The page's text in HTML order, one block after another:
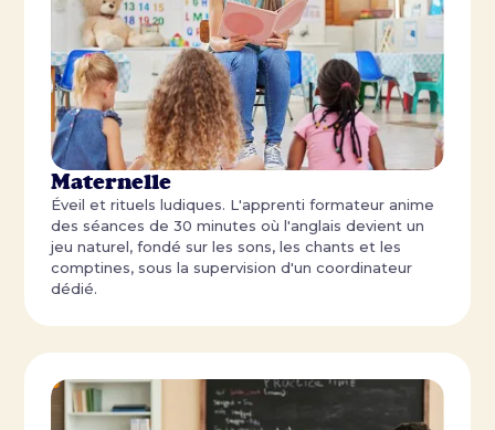
Maternelle
Éveil et rituels ludiques. L'apprenti formateur anime
des séances de 30 minutes où l'anglais devient un
jeu naturel, fondé sur les sons, les chants et les
comptines, sous la supervision d'un coordinateur
dédié.